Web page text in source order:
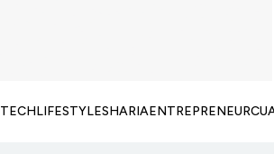
TECHLIFESTYLESHARIAENTREPRENEUR